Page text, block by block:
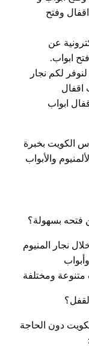
وفتح
عن
ابواب.
لكم نجار
اقفال
ابواب
الكويت بخبرة
والأبواب
فتحه بسهولة؟
نجار المنيوم
متنوعة ومختلفة
دون الحاجة